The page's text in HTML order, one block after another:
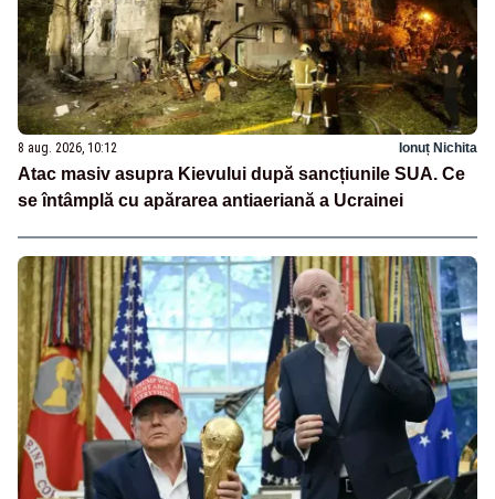
8 aug. 2026, 10:12 Ionuț Nichita
Atac masiv asupra Kievului după sancțiunile SUA. Ce
se întâmplă cu apărarea antiaeriană a Ucrainei